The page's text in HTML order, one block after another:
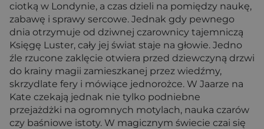
ciotką w Londynie, a czas dzieli na pomiędzy naukę,
zabawę i sprawy sercowe. Jednak gdy pewnego
dnia otrzymuje od dziwnej czarownicy tajemniczą
Księgę Luster, cały jej świat staje na głowie. Jedno
źle rzucone zaklęcie otwiera przed dziewczyną drzwi
do krainy magii zamieszkanej przez wiedźmy,
skrzydlate fery i mówiące jednorożce. W Jaarze na
Kate czekają jednak nie tylko podniebne
przejażdżki na ogromnych motylach, nauka czarów
czy baśniowe istoty. W magicznym świecie czai się